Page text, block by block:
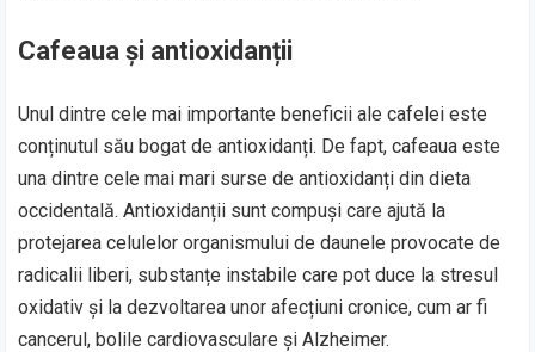
Cafeaua și antioxidanții
Unul dintre cele mai importante beneficii ale cafelei este
conținutul său bogat de antioxidanți. De fapt, cafeaua este
una dintre cele mai mari surse de antioxidanți din dieta
occidentală. Antioxidanții sunt compuși care ajută la
protejarea celulelor organismului de daunele provocate de
radicalii liberi, substanțe instabile care pot duce la stresul
oxidativ și la dezvoltarea unor afecțiuni cronice, cum ar fi
cancerul, bolile cardiovasculare și Alzheimer.